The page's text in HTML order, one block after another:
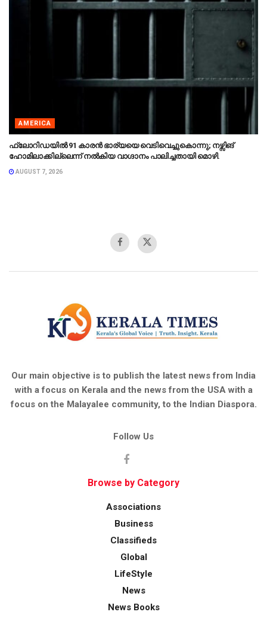
AMERICA
ഫ്ലോറിഡയിൽ 91 കാരൻ ഭാര്യയെ വെടിവെച്ചുകൊന്നു; നഴ്സിങ്
ഹോമിലാക്കില്ലെന്ന് നൽകിയ വാഗ്ദാനം പാലിച്ചതായി മൊഴി.
AUGUST 7, 2026
Our main objective is to publish the latest news from India
with a focus on Kerala and the news from the USA with a
focus on the Malayalee community, to the Indian Diaspora.
Follow Us
Browse by Category
Associations
Business
Classifieds
Global
LifeStyle
News
News Books